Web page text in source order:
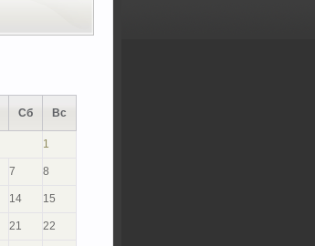
Сб Вс
1
7 8
14 15
21 22